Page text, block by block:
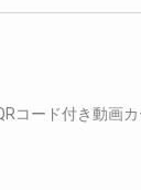
コード付き動画